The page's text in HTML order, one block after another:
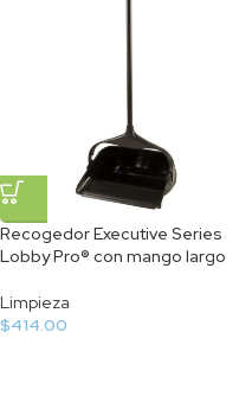
Recogedor Executive Series
Lobby Pro® con mango largo
Limpieza
$414.00